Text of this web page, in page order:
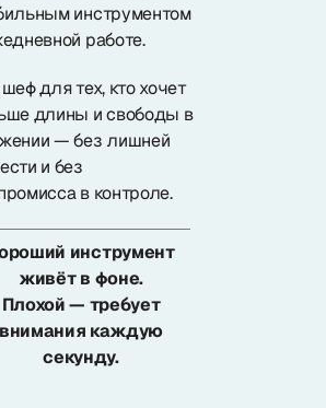
инструментом
работе.
для тех, кто хочет
длины и свободы в
— без лишней
и без
в контроле.
инструмент
живёт в фоне.
Плохой — требует
внимания каждую
секунду.